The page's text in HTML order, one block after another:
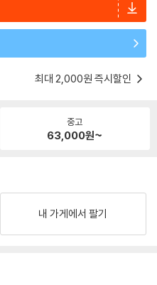
최대 2,000원 즉시할인
중고
63,000원~
내 가게에서 팔기